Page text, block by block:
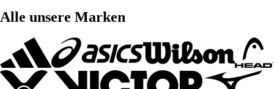
Alle unsere Marken